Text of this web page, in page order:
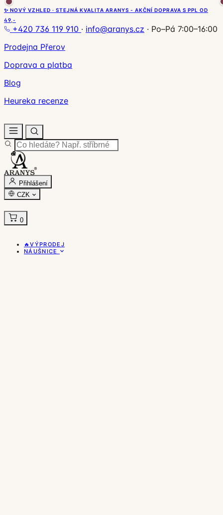
✨ NOVÝ VZHLED · STEJNÁ KVALITA ARANYS - AKČNÍ DOPRAVA S PPL OD
49,-
+420 736 119 910 · info@aranys.cz · Po–Pá 7:00–16:00
Prodejna Přerov
Doprava a platba
Blog
Heureka recenze
Přihlášení
CZK
0
🔥VÝPRODEJ
NÁUŠNICE